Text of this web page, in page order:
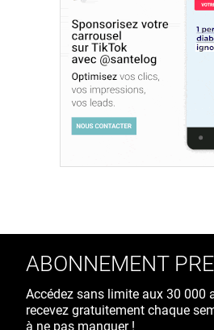
ABONNEMENT
Accédez sans limite aux 30 000
recevez gratuitement chaque
à ne pas manquer !